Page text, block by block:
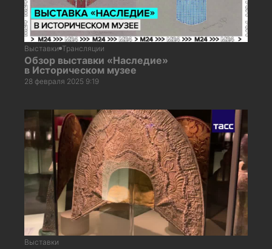
Выставки Трансляции
Обзор выставки «Наследие»
в Историческом музее
28 февраля 2025 9:19
Выставки